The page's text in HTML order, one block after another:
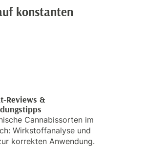
konstanten
Reviews &
Cannabissorten im
Wirkstoffanalyse und
korrekten Anwendung.